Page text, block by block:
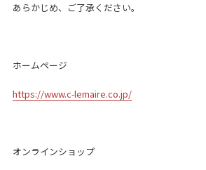
あらかじめ、ご了承ください。
ホームページ
https://www.c-lemaire.co.jp/
オンラインショップ